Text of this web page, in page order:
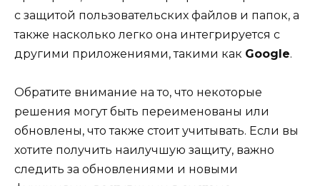
с защитой пользовательских файлов и папок, а
также насколько легко она интегрируется с
другими приложениями, такими как Google.
Обратите внимание на то, что некоторые
решения могут быть переименованы или
обновлены, что также стоит учитывать. Если вы
хотите получить наилучшую защиту, важно
следить за обновлениями и новыми